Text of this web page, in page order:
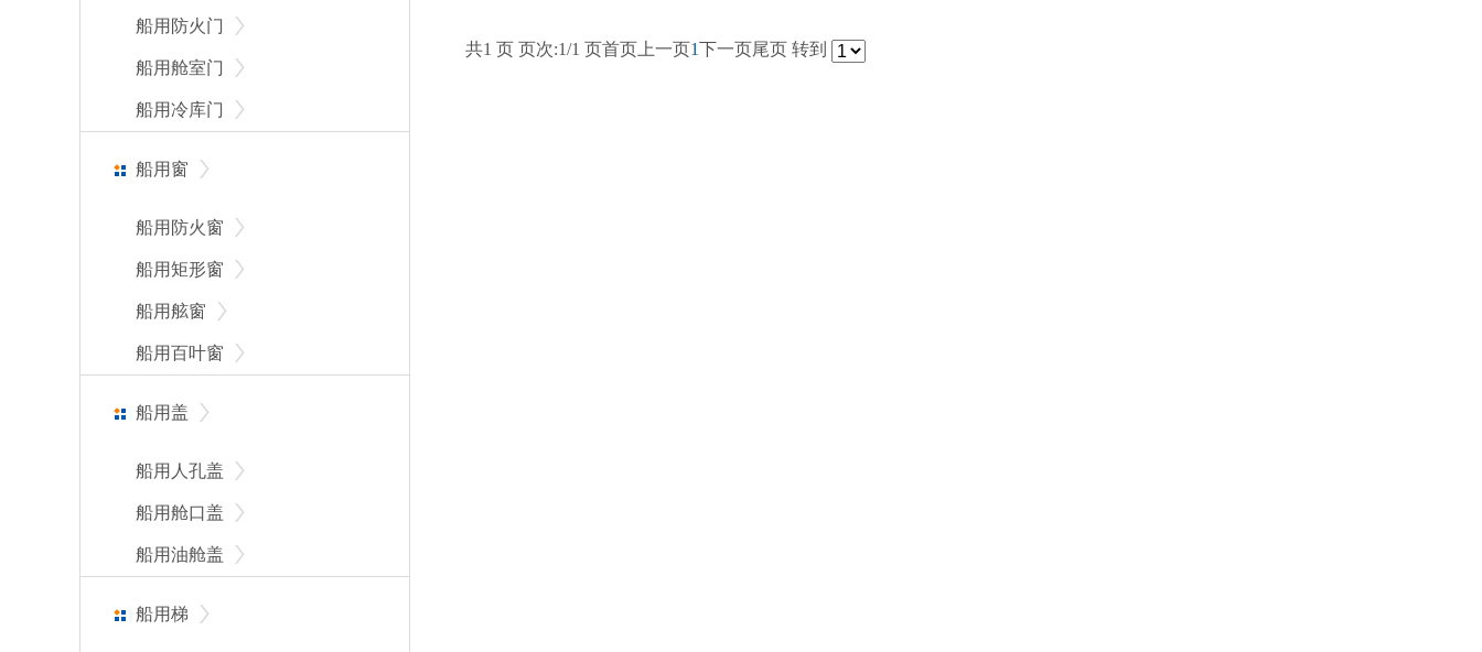
船用防火门
船用舱室门
船用冷库门
船用窗
船用防火窗
船用矩形窗
船用舷窗
船用百叶窗
船用盖
船用人孔盖
船用舱口盖
船用油舱盖
船用梯
共1 页 页次:1/1 页首页 上一页1下一页尾页 转到